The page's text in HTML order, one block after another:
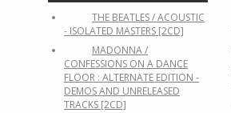
THE BEATLES / ACOUSTIC
- ISOLATED MASTERS [2CD]
MADONNA /
CONFESSIONS ON A DANCE
FLOOR : ALTERNATE EDITION -
DEMOS AND UNRELEASED
TRACKS [2CD]